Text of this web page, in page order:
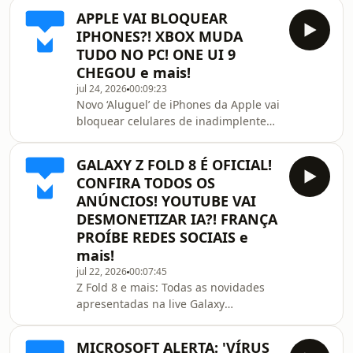
hacker inédito pode destruir data
centers, alertam pesquisadores. EA FC
27 é revelado com modo de mundo
aberto! Veja trailer, preço e onde
jogar. Xiaomi lança no Brasil Redmi A7
Pro com bateria de 6.000 mAh e
Monitores da LG instalam adware no
Windows se
APPLE VAI BLOQUEAR
IPHONES?! XBOX MUDA
TUDO NO PC! ONE UI 9
CHEGOU e mais!
jul 24, 202600:09:23
Novo ‘Aluguel’ de iPhones da Apple vai
bloquear celulares de inadimplentes.
smart glasses serem &#39;para
pervertidos&#39;. One UI 9 é
oficializada pela Samsung: confira as
7 principais novidades. EA FC 27 pode
trazer grande mudança — e o Brasil é
um dos motivos. Gemini 3.5 Flash
Cyber: Google lança IA voltada para
correção de falhas de segurança.
Instagram fin
GALAXY Z FOLD 8 É OFICIAL!
CONFIRA TODOS OS
ANÚNCIOS! YOUTUBE VAI
DESMONETIZAR IA?! FRANÇA
PROÍBE REDES SOCIAIS e
mais!
jul 22, 202600:07:45
Z Fold 8 e mais: Todas as novidades
apresentadas na live Galaxy
pagamento via chave Pix; saiba como
MICROSOFT ALERTA: 'VÍRUS